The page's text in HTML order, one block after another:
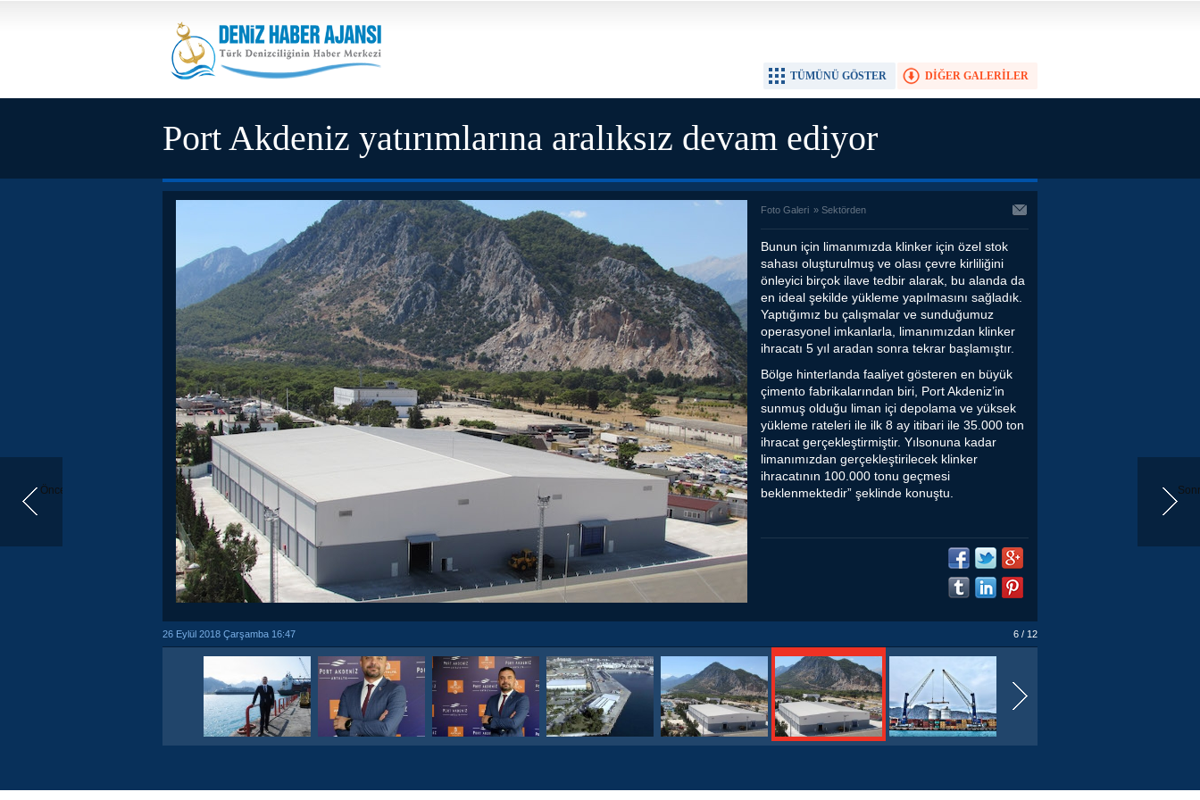
Önceki
DİĞER GALERİLER
TÜMÜNÜ GÖSTER
Port Akdeniz yatırımlarına aralıksız devam ediyor
Foto Galeri » Sektörden
Bunun için limanımızda klinker için özel stok
sahası oluşturulmuş ve olası çevre kirliliğini
önleyici birçok ilave tedbir alarak, bu alanda da
en ideal şekilde yükleme yapılmasını sağladık.
Yaptığımız bu çalışmalar ve sunduğumuz
operasyonel imkanlarla, limanımızdan klinker
ihracatı 5 yıl aradan sonra tekrar başlamıştır.
Bölge hinterlanda faaliyet gösteren en büyük
çimento fabrikalarından biri, Port Akdeniz’in
sunmuş olduğu liman içi depolama ve yüksek
yükleme rateleri ile ilk 8 ay itibari ile 35.000 ton
ihracat gerçekleştirmiştir. Yılsonuna kadar
limanımızdan gerçekleştirilecek klinker
ihracatının 100.000 tonu geçmesi
beklenmektedir” şeklinde konuştu.
26 Eylül 2018 Çarşamba 16:47 6 / 12